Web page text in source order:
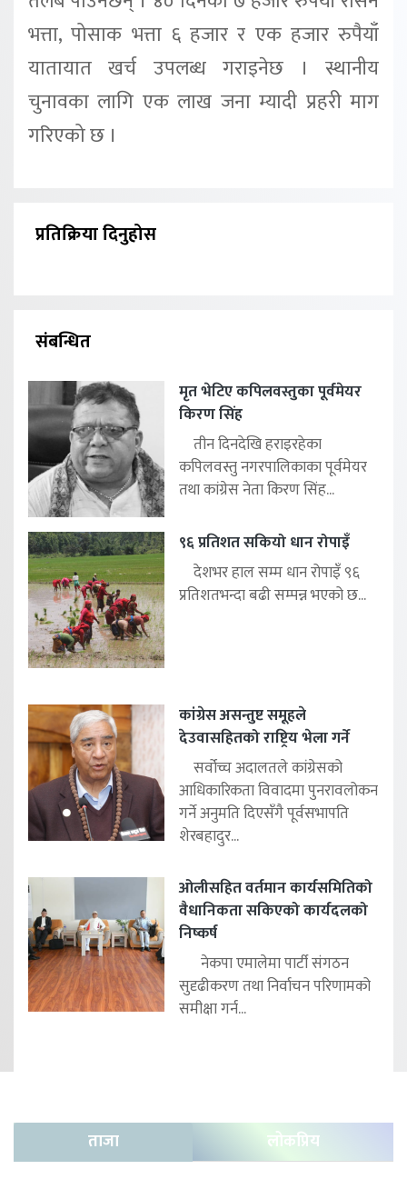
भत्ता, पोसाक भत्ता ६ हजार र एक हजार रुपैयाँ
यातायात खर्च उपलब्ध गराइनेछ । स्थानीय
चुनावका लागि एक लाख जना म्यादी प्रहरी माग
गरिएको छ ।
प्रतिक्रिया दिनुहोस
संबन्धित
मृत भेटिए कपिलवस्तुका पूर्वमेयर
किरण सिंह
तीन दिनदेखि हराइरहेका
कपिलवस्तु नगरपालिकाका पूर्वमेयर
तथा कांग्रेस नेता किरण सिंह...
९६ प्रतिशत सकियो धान रोपाइँ
देशभर हाल सम्म धान रोपाइँ ९६
प्रतिशतभन्दा बढी सम्पन्न भएको छ...
कांग्रेस असन्तुष्ट समूहले
देउवासहितको राष्ट्रिय भेला गर्ने
सर्वोच्च अदालतले कांग्रेसको
आधिकारिकता विवादमा पुनरावलोकन
गर्ने अनुमति दिएसँगै पूर्वसभापति
शेरबहादुर...
ओलीसहित वर्तमान कार्यसमितिको
वैधानिकता सकिएको कार्यदलको
निष्कर्ष
नेकपा एमालेमा पार्टी संगठन
सुदृढीकरण तथा निर्वाचन परिणामको
समीक्षा गर्न...
ताजा लोकप्रिय